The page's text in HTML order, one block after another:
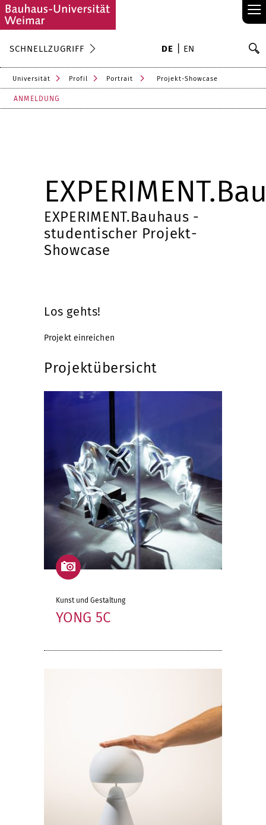
≡
SCHNELLZUGRIFF DE EN
Universität Profil Portrait Projekt-Showcase
ANMELDUNG
EXPERIMENT.Bauhaus -
studentischer Projekt-
Showcase
Los gehts!
Projekt einreichen
Projektübersicht
YONG 5C
Kunst und Gestaltung